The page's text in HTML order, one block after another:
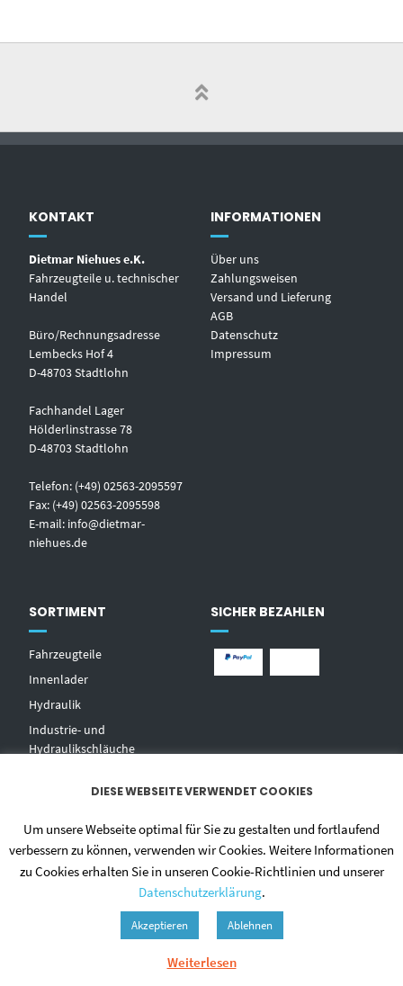
KONTAKT
Dietmar Niehues e.K.
Fahrzeugteile u. technischer
Handel
Büro/Rechnungsadresse
Lembecks Hof 4
D-48703 Stadtlohn
Fachhandel Lager
Hölderlinstrasse 78
D-48703 Stadtlohn
Telefon: (+49) 02563-2095597
Fax: (+49) 02563-2095598
E-mail: info@dietmar-
niehues.de
INFORMATIONEN
Über uns
Zahlungsweisen
Versand und Lieferung
AGB
Datenschutz
Impressum
SORTIMENT
Fahrzeugteile
Innenlader
Hydraulik
Industrie- und
Hydraulikschläuche
Zentralschmierungen
Hochdruckwaschgeräte und
SICHER BEZAHLEN
DIESE WEBSEITE VERWENDET COOKIES
Um unsere Webseite optimal für Sie zu gestalten und fortlaufend
verbessern zu können, verwenden wir Cookies. Weitere Informationen
zu Cookies erhalten Sie in unseren Cookie-Richtlinien und unserer
Datenschutzerklärung.
Akzeptieren Ablehnen
Weiterlesen